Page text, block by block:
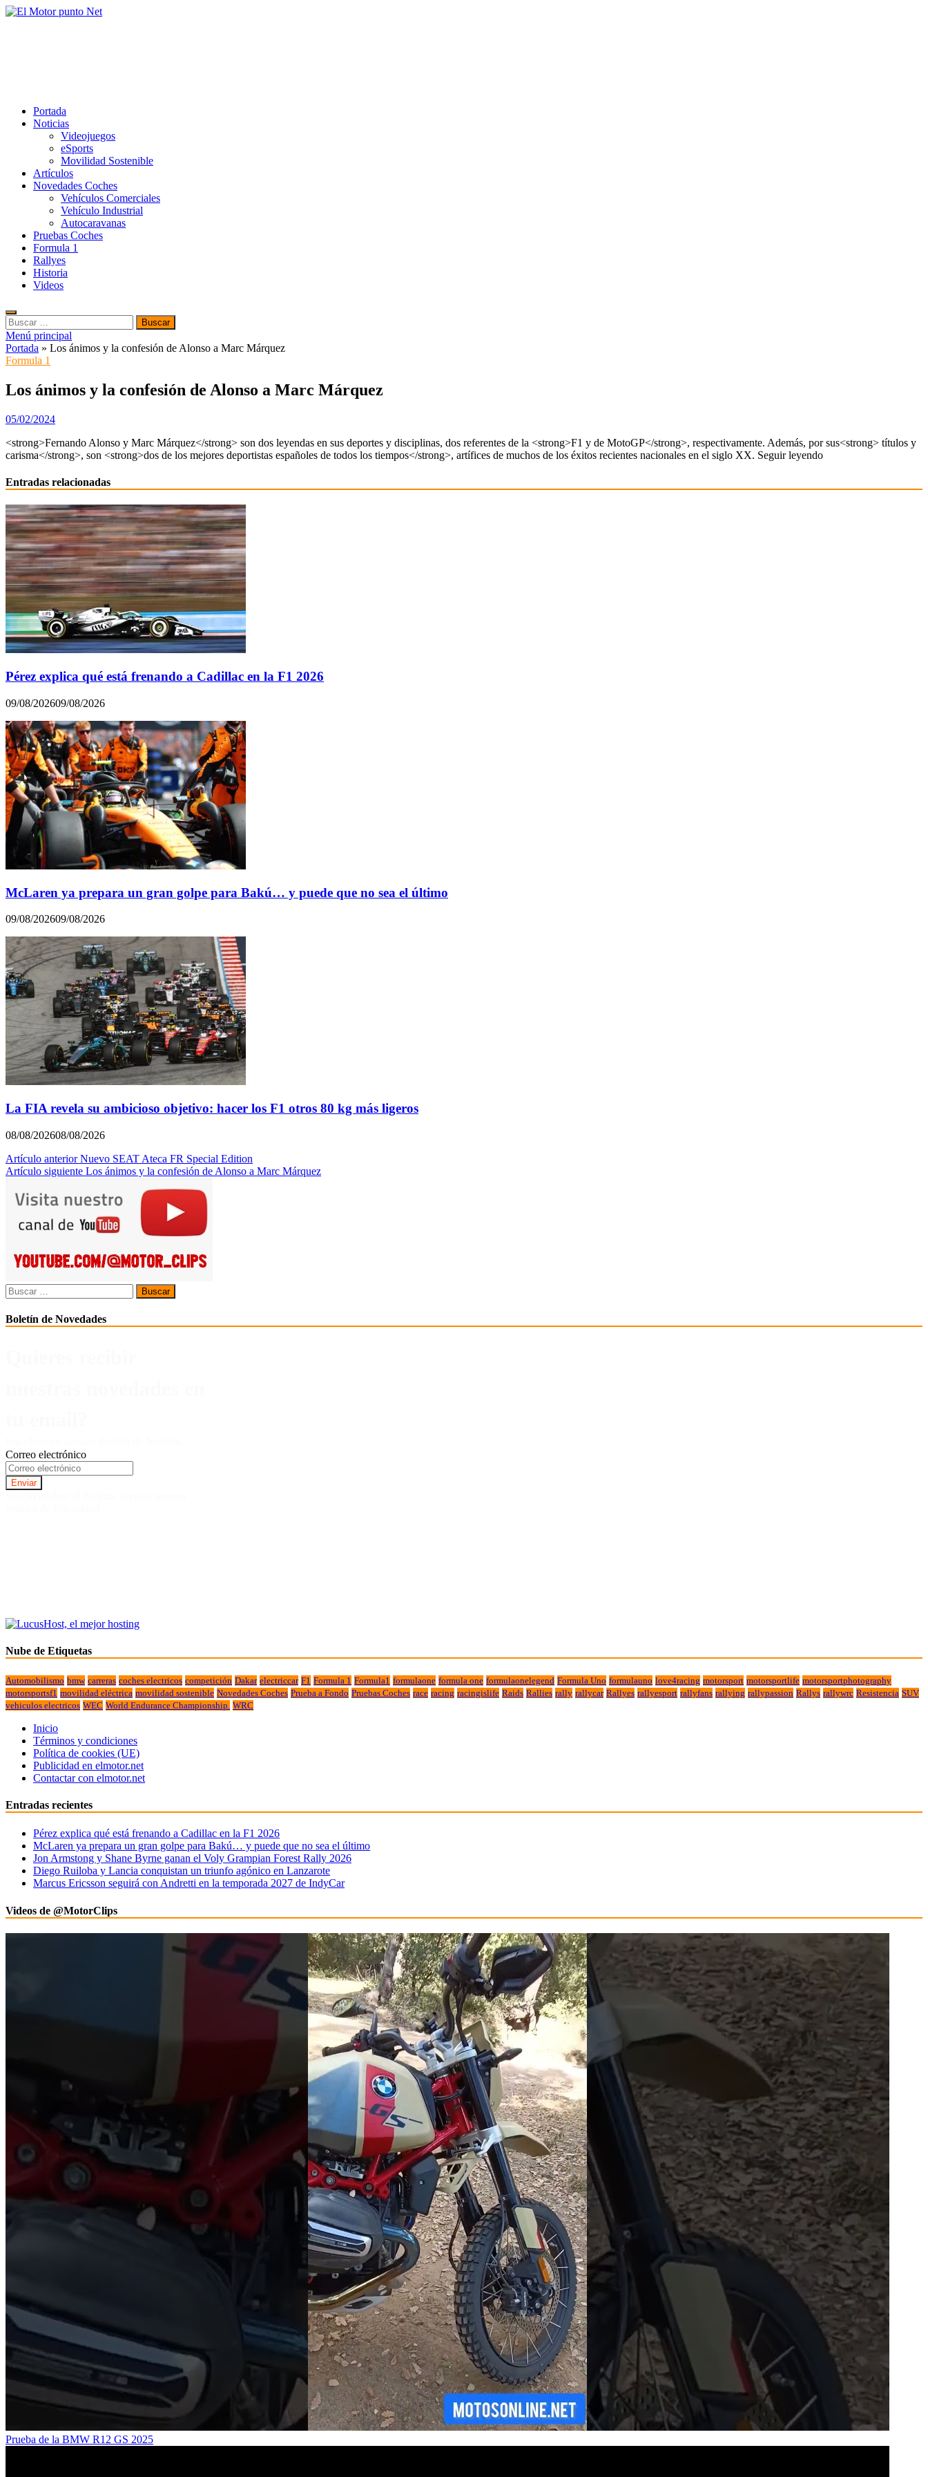
Saltar
Portada
Noticias
Videojuegos
eSports
Movilidad Sostenible
Artículos
Novedades Coches
Vehículos Comerciales
Vehículo Industrial
Autocaravanas
Pruebas Coches
Formula 1
Rallyes
Historia
Videos
Buscar:
Menú principal
Portada » Los ánimos y la confesión de Alonso a Marc Márquez
Formula 1
Los ánimos y la confesión de Alonso a Marc Márquez
05/02/2024
<strong>Fernando Alonso y Marc Márquez</strong> son dos leyendas en sus deportes y disciplinas, dos referentes de la <strong>F1 y de MotoGP</strong>, respectivamente. Además, por sus<strong> títulos y
carisma</strong>, son <strong>dos de los mejores deportistas españoles de todos los tiempos</strong>, artífices de muchos de los éxitos recientes nacionales en el siglo XX. Seguir leyendo
Entradas relacionadas
Pérez explica qué está frenando a Cadillac en la F1 2026
09/08/202609/08/2026
McLaren ya prepara un gran golpe para Bakú… y puede que no sea el último
09/08/202609/08/2026
La FIA revela su ambicioso objetivo: hacer los F1 otros 80 kg más ligeros
08/08/202608/08/2026
Navegación
de
entradas
Artículo anterior Nuevo SEAT Ateca FR Special Edition
Artículo siguiente Los ánimos y la confesión de Alonso a Marc Márquez
Buscar:
Boletín de Novedades
Correo electrónico
Nube de Etiquetas
Automobilismo bmw carreras coches electricos competición Dakar electriccar F1 Formula 1 Formula1 formulaone formula one formulaonelegend Formula Uno formulauno love4racing motorsport motorsportlife motorsportphotography
motorsportsf1 movilidad eléctrica movilidad sostenible Novedades Coches Prueba a Fondo Pruebas Coches race racing racingislife Raids Rallies rally rallycar Rallyes rallyesport rallyfans rallying rallypassion Rallys rallywrc Resistencia SUV
vehiculos electricos WEC World Endurance Championship. WRC
Inicio
Términos y condiciones
Política de cookies (UE)
Publicidad en elmotor.net
Contactar con elmotor.net
Entradas recientes
Pérez explica qué está frenando a Cadillac en la F1 2026
McLaren ya prepara un gran golpe para Bakú… y puede que no sea el último
Jon Armstong y Shane Byrne ganan el Voly Grampian Forest Rally 2026
Diego Ruiloba y Lancia conquistan un triunfo agónico en Lanzarote
Marcus Ericsson seguirá con Andretti en la temporada 2027 de IndyCar
Videos de @MotorClips
Prueba de la BMW R12 GS 2025